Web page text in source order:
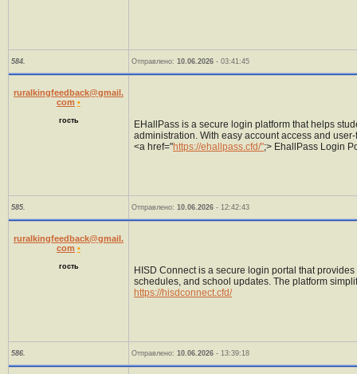
584. Отправлено: 10.06.2026 - 03:41:45
ruralkingfeedback@gmail.
com •
гость
EHallPass is a secure login platform that helps
administration. With easy account access and
<a href="https://ehallpass.cfd/";> EhallPass Login
585. Отправлено: 10.06.2026 - 12:42:43
ruralkingfeedback@gmail.
com •
гость
HISD Connect is a secure login portal that
schedules, and school updates. The platform
https://hisdconnect.cfd/
586. Отправлено: 10.06.2026 - 13:39:18